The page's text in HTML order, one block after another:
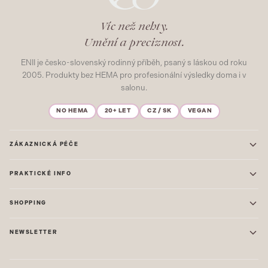
Víc než nehty.
Umění a preciznost.
ENII je česko-slovenský rodinný příběh, psaný s láskou od roku
2005. Produkty bez HEMA pro profesionální výsledky doma i v
salonu.
NO HEMA 20+ LET CZ / SK VEGAN
ZÁKAZNICKÁ PÉČE
Časté dotazy
Mapa stránek
PRAKTICKÉ INFO
Prodejna: Uherské Hradiště
Ochrana osobních údajů
SHOPPING
GEL LAKY
NEWSLETTER